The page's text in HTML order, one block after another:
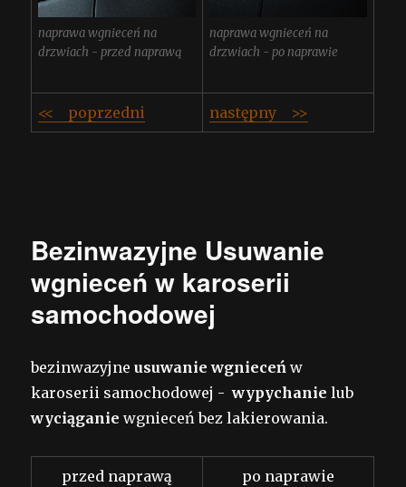
naprawa wgnieceń na
drzwiach - przed naprawą
naprawa wgnieceń na
drzwiach - po naprawie
<< poprzedni następny >>
Bezinwazyjne Usuwanie
wgnieceń w karoserii
samochodowej
bezinwazyjneusuwanie wgnieceń w
karoserii samochodowej -wypychanie lub
wyciąganie wgnieceń bez lakierowania.
przed naprawą po naprawie